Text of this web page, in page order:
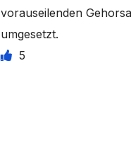
vorauseilenden
umgesetzt.
5